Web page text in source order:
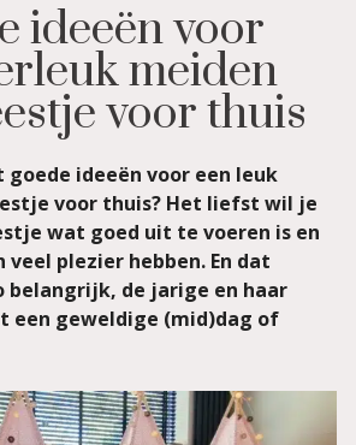
ideeën voor
meiden
voor thuis
goede ideeën voor een leuk
voor thuis? Het liefst wil je
wat goed uit te voeren is en
plezier hebben. En dat
belangrijk, de jarige en haar
een geweldige (mid)dag of